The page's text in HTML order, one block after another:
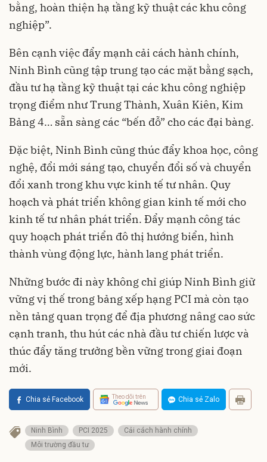
bằng, hoàn thiện hạ tầng kỹ thuật các khu công
nghiệp”.
Bên cạnh việc đẩy mạnh cải cách hành chính,
Ninh Bình cũng tập trung tạo các mặt bằng sạch,
đầu tư hạ tầng kỹ thuật tại các khu công nghiệp
trọng điểm như Trung Thành, Xuân Kiên, Kim
Bảng 4… sẵn sàng các “bến đỗ” cho các đại bàng.
Đặc biệt, Ninh Bình cũng thúc đẩy khoa học, công
nghệ, đổi mới sáng tạo, chuyển đổi số và chuyển
đổi xanh trong khu vực kinh tế tư nhân. Quy
hoạch và phát triển không gian kinh tế mới cho
kinh tế tư nhân phát triển. Đẩy mạnh công tác
quy hoạch phát triển đô thị hướng biển, hình
thành vùng động lực, hành lang phát triển.
Những bước đi này không chỉ giúp Ninh Bình giữ
vững vị thế trong bảng xếp hạng PCI mà còn tạo
nền tảng quan trọng để địa phương nâng cao sức
cạnh tranh, thu hút các nhà đầu tư chiến lược và
thúc đẩy tăng trưởng bền vững trong giai đoạn
mới.
Chia sẻ Facebook Theo dõi trên Chia sẻ Zalo
Ninh Bình PCI 2025
Cải cách hành chính
Môi trường đầu tư